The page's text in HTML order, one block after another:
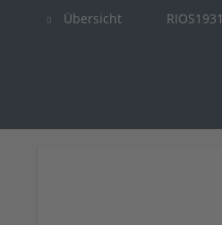
Übersicht RIOS1931